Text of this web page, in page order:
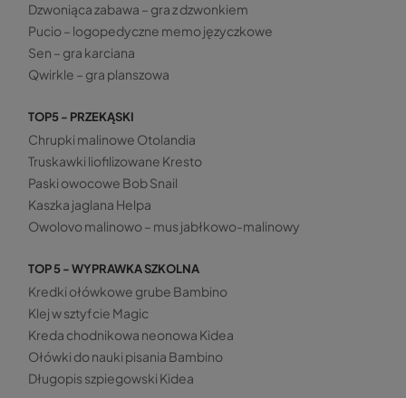
Dzwoniąca zabawa – gra z dzwonkiem
Pucio – logopedyczne memo języczkowe
Sen – gra karciana
Qwirkle – gra planszowa
TOP5 - PRZEKĄSKI
Chrupki malinowe Otolandia
Truskawki liofilizowane Kresto
Paski owocowe Bob Snail
Kaszka jaglana Helpa
Owolovo malinowo – mus jabłkowo-malinowy
TOP 5 - WYPRAWKA SZKOLNA
Kredki ołówkowe grube Bambino
Klej w sztyfcie Magic
Kreda chodnikowa neonowa Kidea
Ołówki do nauki pisania Bambino
Długopis szpiegowski Kidea